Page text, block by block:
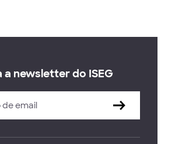
a newsletter do ISEG